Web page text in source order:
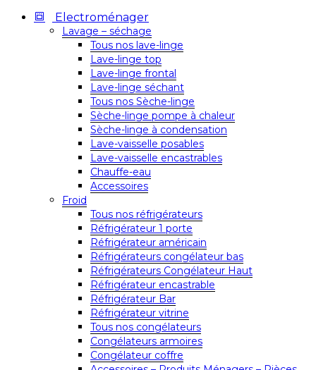
Electroménager
Lavage – séchage
Tous nos lave-linge
Lave-linge top
Lave-linge frontal
Lave-linge séchant
Tous nos Sèche-linge
Sèche-linge pompe à chaleur
Sèche-linge à condensation
Lave-vaisselle posables
Lave-vaisselle encastrables
Chauffe-eau
Accessoires
Froid
Tous nos réfrigérateurs
Réfrigérateur 1 porte
Réfrigérateur américain
Réfrigérateurs congélateur bas
Réfrigérateurs Congélateur Haut
Réfrigérateur encastrable
Réfrigérateur Bar
Réfrigérateur vitrine
Tous nos congélateurs
Congélateurs armoires
Congélateur coffre